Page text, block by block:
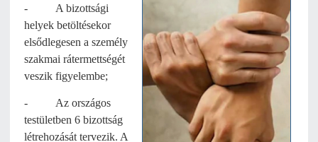
- A bizottsági
helyek betöltésekor
elsődlegesen a személy
szakmai rátermettségét
veszik figyelembe;
- Az országos
testületben 6 bizottság
létrehozását tervezik. A